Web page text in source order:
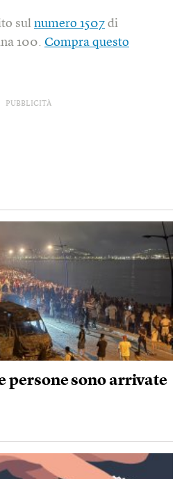
sul numero 1507 di
100. Compra questo
PUBBLICITÀ
persone sono arrivate